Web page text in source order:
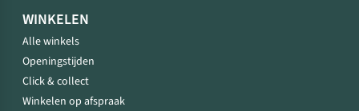
WINKELEN
Alle winkels
Openingstijden
Click & collect
Winkelen op afspraak